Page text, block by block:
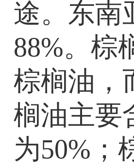
途。东南
88%。棕
棕榈油，
榈油主要
为50%；